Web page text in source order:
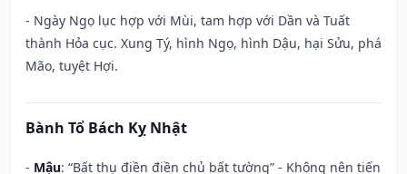
- Ngày Ngọ lục hợp với Mùi, tam hợp với Dần và Tuất
thành Hỏa cục. Xung Tý, hình Ngọ, hình Dậu, hại Sửu, phá
Mão, tuyệt Hợi.
Bành Tổ Bách Kỵ Nhật
- Mậu: “Bất thụ điền điền chủ bất tường” - Không nên tiến